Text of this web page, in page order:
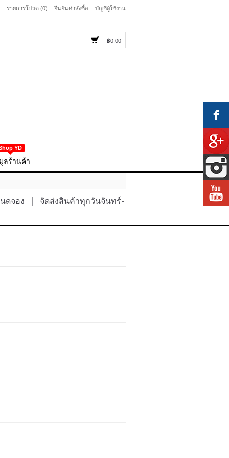
รายการโปรด (0) ยืนยันคำสั่งซื้อ บัญชีผู้ใช้งาน
฿0.00
YD
ลร้านค้า
ดจอง จัดส่งสินค้าทุกวันจันทร์-